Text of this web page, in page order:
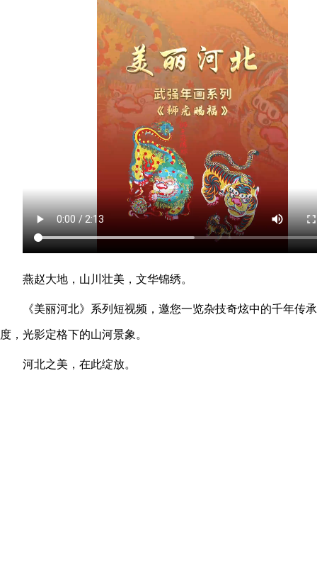
燕赵大地，山川壮美，文华锦绣。
《美丽河北》系列短视频，邀您一览杂技奇炫中的千年传
度，光影定格下的山河景象。
河北之美，在此绽放。